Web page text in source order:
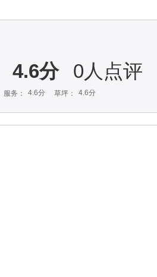
4.6分 0人点评
服务： 4.6分 草坪： 4.6分